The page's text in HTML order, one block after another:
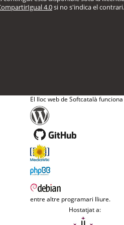
4.0si no s'indica el contrari.
El lloc web de Softcatalà
entre altre programari lliure.
Hostatjat a: